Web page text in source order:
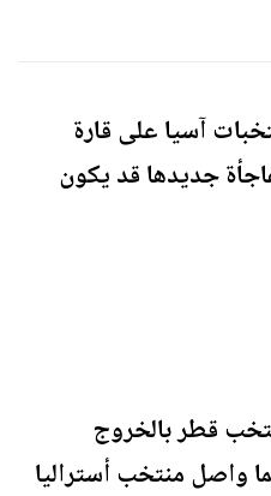
منتخبات آسيا على قارة
جديدها قد يكون
قطر بالخروج
فيما واصل منتخب أستراليا